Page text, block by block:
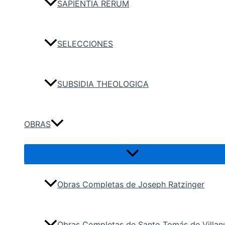
SAPIENTIA RERUM
SELECCIONES
SUBSIDIA THEOLOGICA
OBRAS
Obras Completas de Joseph Ratzinger